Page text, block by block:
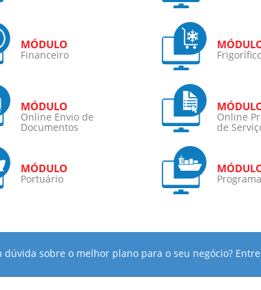
Financeiro
Online Envio de
Documentos
Online
de
Portuário
dúvida sobre o melhor plano para o seu negócio?